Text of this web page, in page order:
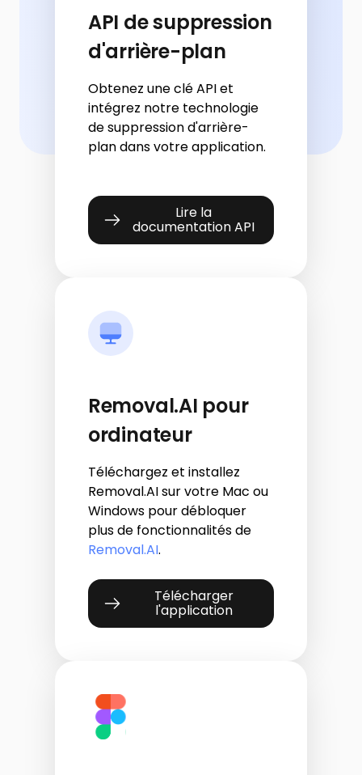
API de suppression
d'arrière-plan
Obtenez une clé API et
intégrez notre technologie
de suppression d'arrière-
plan dans votre application.
Lire la
documentation API
Removal.AI pour
ordinateur
Téléchargez et installez
Removal.AI sur votre Mac ou
Windows pour débloquer
plus de fonctionnalités de
Removal.AI.
Télécharger
l'application